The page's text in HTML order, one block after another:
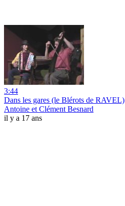
3:44
Dans les gares (le Blérots de RAVEL)
Antoine et Clément Besnard
il y a 17 ans